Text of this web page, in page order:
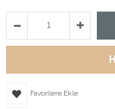
Favorilere Ekle